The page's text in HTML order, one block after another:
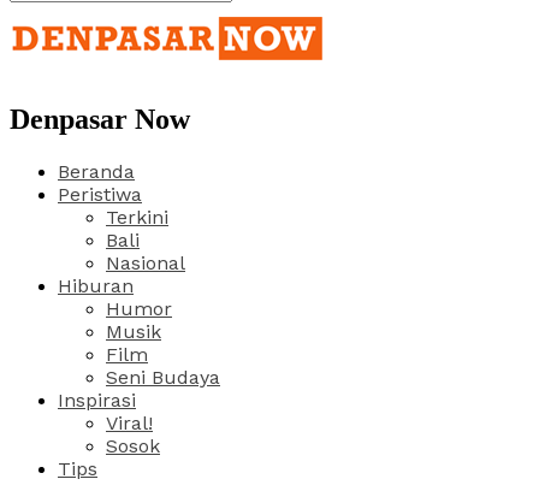
Denpasar Now
Beranda
Peristiwa
Terkini
Bali
Nasional
Hiburan
Humor
Musik
Film
Seni Budaya
Inspirasi
Viral!
Sosok
Tips